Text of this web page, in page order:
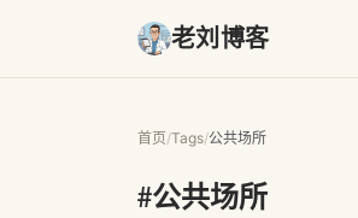
老刘博客
首页/Tags/公共场所
#公共场所